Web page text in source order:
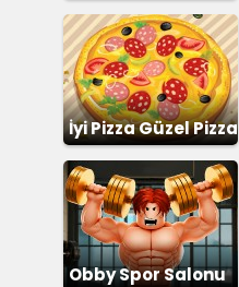
İyi Pizza Güzel Pizza
Obby Spor Salonu